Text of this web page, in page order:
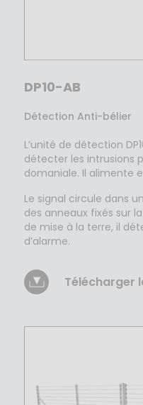
DP10-AB
Détection Anti-bélier
L’unité de détection
détecter les intrusions
domaniale. Il alimente
Le signal circule dans
des anneaux fixés sur
de mise à la terre, il
d’alarme.
Télécharger